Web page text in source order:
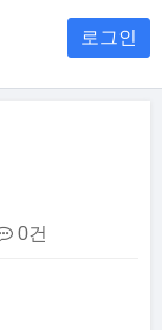
로그인
0건